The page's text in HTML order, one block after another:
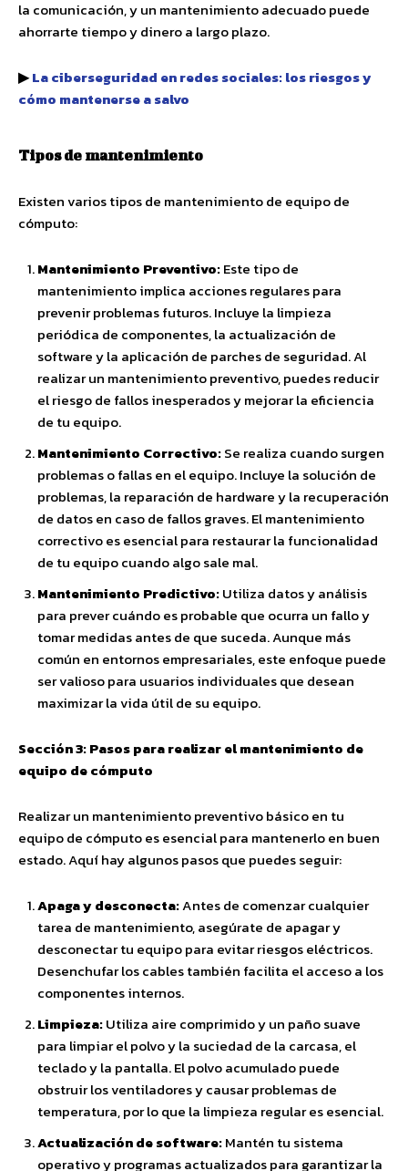
la comunicación, y un mantenimiento adecuado puede
ahorrarte tiempo y dinero a largo plazo.
▶La ciberseguridad en redes sociales: los riesgos y
cómo mantenerse a salvo
Tipos de mantenimiento
Existen varios tipos de mantenimiento de equipo de
cómputo:
Mantenimiento Preventivo:Este tipo de
mantenimiento implica acciones regulares para
prevenir problemas futuros. Incluye la limpieza
periódica de componentes, la actualización de
software y la aplicación de parches de seguridad. Al
realizar un mantenimiento preventivo, puedes reducir
el riesgo de fallos inesperados y mejorar la eficiencia
de tu equipo.
Mantenimiento Correctivo:Se realiza cuando surgen
problemas o fallas en el equipo. Incluye la solución de
problemas, la reparación de hardware y la recuperación
de datos en caso de fallos graves. El mantenimiento
correctivo es esencial para restaurar la funcionalidad
de tu equipo cuando algo sale mal.
Mantenimiento Predictivo:Utiliza datos y análisis
para prever cuándo es probable que ocurra un fallo y
tomar medidas antes de que suceda. Aunque más
común en entornos empresariales, este enfoque puede
ser valioso para usuarios individuales que desean
maximizar la vida útil de su equipo.
Sección 3: Pasos para realizar el mantenimiento de
equipo de cómputo
Realizar un mantenimiento preventivo básico en tu
equipo de cómputo es esencial para mantenerlo en buen
estado. Aquí hay algunos pasos que puedes seguir:
Apaga y desconecta:Antes de comenzar cualquier
tarea de mantenimiento, asegúrate de apagar y
desconectar tu equipo para evitar riesgos eléctricos.
Desenchufar los cables también facilita el acceso a los
componentes internos.
Limpieza:Utiliza aire comprimido y un paño suave
para limpiar el polvo y la suciedad de la carcasa, el
teclado y la pantalla. El polvo acumulado puede
obstruir los ventiladores y causar problemas de
temperatura, por lo que la limpieza regular es esencial.
Actualización de software:Mantén tu sistema
operativo y programas actualizados para garantizar la